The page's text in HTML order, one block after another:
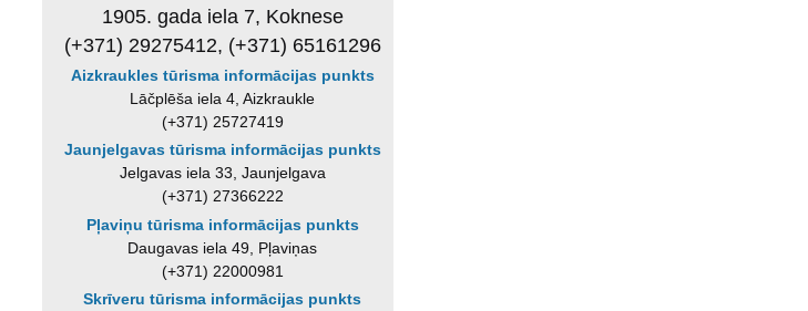
1905. gada iela 7, Koknese
(+371) 29275412, (+371) 65161296
Aizkraukles tūrisma informācijas punkts
Lāčplēša iela 4, Aizkraukle
(+371) 25727419
Jaunjelgavas tūrisma informācijas punkts
Jelgavas iela 33, Jaunjelgava
(+371) 27366222
Pļaviņu tūrisma informācijas punkts
Daugavas iela 49, Pļaviņas
(+371) 22000981
Skrīveru tūrisma informācijas punkts